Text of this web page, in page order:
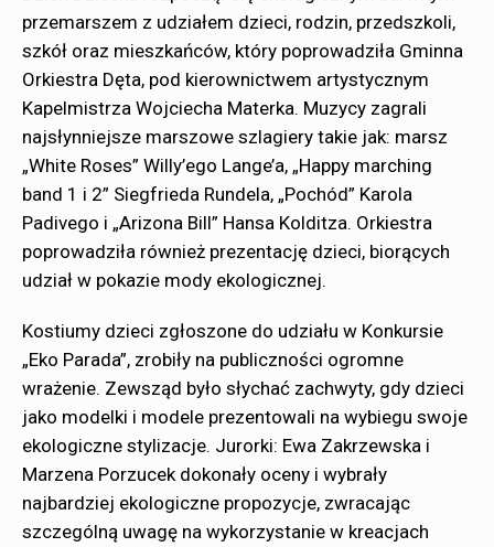
przemarszem z udziałem dzieci, rodzin, przedszkoli,
szkół oraz mieszkańców, który poprowadziła Gminna
Orkiestra Dęta, pod kierownictwem artystycznym
Kapelmistrza Wojciecha Materka. Muzycy zagrali
najsłynniejsze marszowe szlagiery takie jak: marsz
„White Roses” Willy’ego Lange’a, „Happy marching
band 1 i 2” Siegfrieda Rundela, „Pochód” Karola
Padivego i „Arizona Bill” Hansa Kolditza. Orkiestra
poprowadziła również prezentację dzieci, biorących
udział w pokazie mody ekologicznej.
Kostiumy dzieci zgłoszone do udziału w Konkursie
„Eko Parada”, zrobiły na publiczności ogromne
wrażenie. Zewsząd było słychać zachwyty, gdy dzieci
jako modelki i modele prezentowali na wybiegu swoje
ekologiczne stylizacje. Jurorki: Ewa Zakrzewska i
Marzena Porzucek dokonały oceny i wybrały
najbardziej ekologiczne propozycje, zwracając
szczególną uwagę na wykorzystanie w kreacjach